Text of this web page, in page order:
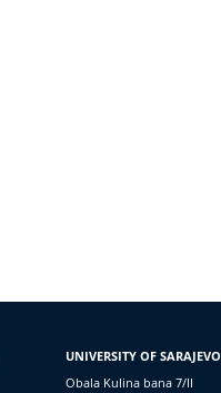
UNIVERSITY OF SARAJEVO
Obala Kulina bana 7/II